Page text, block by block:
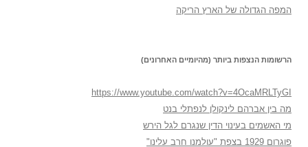
המפה הגדולה של הארץ הריקה
הרשומות הנצפות ביותר (מהיומיים האחרונים)
https://www.youtube.com/watch?v=4OcaMRLTyGI
מה בין אברהם לינקולן לנפתלי בנט
מי האשמים בעינוי הדין שנגרם לגל הירש
פוגרום 1929 בצפת "עולמנו חרב עלינו"